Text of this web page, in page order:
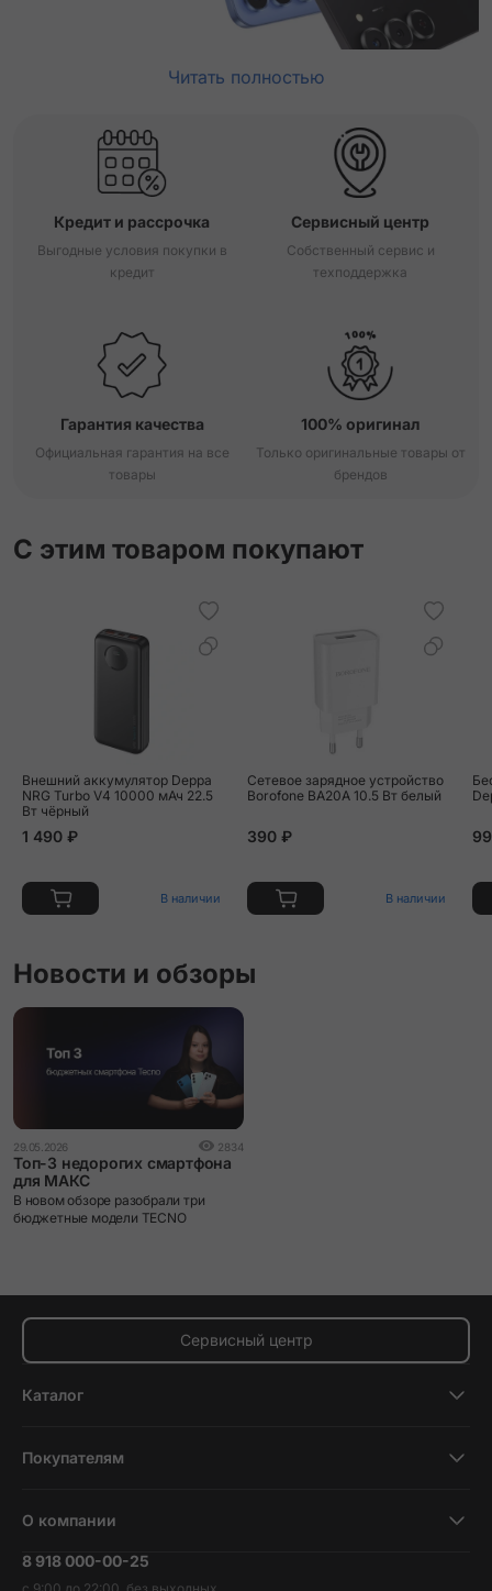
Читать полностью
Кредит и рассрочка
Выгодные условия покупки в
кредит
Сервисный центр
Собственный сервис и
техподдержка
Гарантия качества
Официальная гарантия на все
товары
100% оригинал
Только оригинальные товары от
брендов
С этим товаром покупают
Внешний аккумулятор Deppa
NRG Turbo V4 10000 мАч 22.5
Вт чёрный
1 490 ₽
В наличии
Сетевое зарядное устройство
Borofone BA20A 10.5 Вт белый
390 ₽
В наличии
Новости и обзоры
29.05.2026 2834
Топ-3 недорогих смартфона
для МАКС
В новом обзоре разобрали три
бюджетные модели TECNO
Сервисный центр
Каталог
Планшеты
Наушники и колонки
Покупателям
Трейд-ин
О компании
Вакансии
8 918 000-00-25